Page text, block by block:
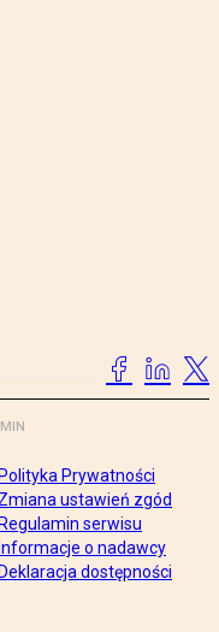
Polityka Prywatności
Zmiana ustawień zgód
Regulamin serwisu
Informacje o nadawcy
Deklaracja dostępności